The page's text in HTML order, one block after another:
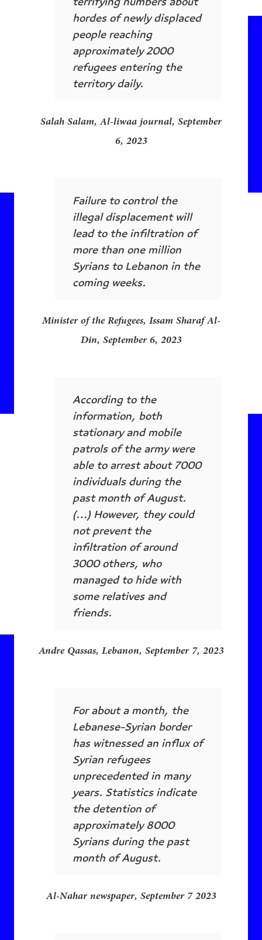
hordes of newly displaced
people reaching
approximately 2000
refugees entering the
territory daily.
Salah Salam, Al-liwaa journal, September
6, 2023
Failure to control the
illegal displacement will
lead to the infiltration of
more than one million
Syrians to Lebanon in the
coming weeks.
Minister of the Refugees, Issam Sharaf Al-
Din, September 6, 2023
According to the
information, both
stationary and mobile
patrols of the army were
able to arrest about 7000
individuals during the
past month of August.
(…) However, they could
not prevent the
infiltration of around
3000 others, who
managed to hide with
some relatives and
friends.
Andre Qassas, Lebanon, September 7, 2023
For about a month, the
Lebanese-Syrian border
has witnessed an influx of
Syrian refugees
unprecedented in many
years. Statistics indicate
the detention of
approximately 8000
Syrians during the past
month of August.
Al-Nahar newspaper, September 7 2023